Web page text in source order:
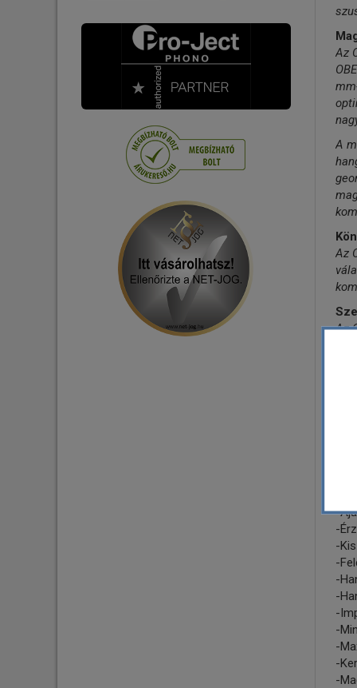
Mini - Mikro HiFi
Hangszedő
Tartozék
USB Audio kábel
XLR kábel
LAN kábel
Tápkábelek
Tápelosztók - Tápszűrők
Csatlakozó - Adapter
Az
A
Az
Az
-
-
-
-
-
-
-
-
-
-
-